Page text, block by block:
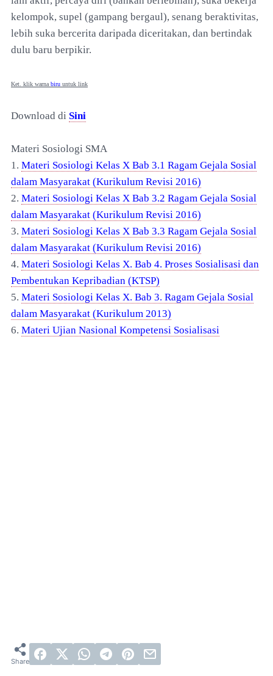
kelompok, supel (gampang bergaul), senang beraktivitas,
lebih suka bercerita daripada diceritakan, dan bertindak
dulu baru berpikir.
Ket. klik warna biru untuk link
Download di Sini
Materi Sosiologi SMA
1. Materi Sosiologi Kelas X Bab 3.1 Ragam Gejala Sosial
dalam Masyarakat (Kurikulum Revisi 2016)
2. Materi Sosiologi Kelas X Bab 3.2 Ragam Gejala Sosial
dalam Masyarakat (Kurikulum Revisi 2016)
3. Materi Sosiologi Kelas X Bab 3.3 Ragam Gejala Sosial
dalam Masyarakat (Kurikulum Revisi 2016)
4. Materi Sosiologi Kelas X. Bab 4. Proses Sosialisasi dan
Pembentukan Kepribadian (KTSP)
5. Materi Sosiologi Kelas X. Bab 3. Ragam Gejala Sosial
dalam Masyarakat (Kurikulum 2013)
6. Materi Ujian Nasional Kompetensi Sosialisasi